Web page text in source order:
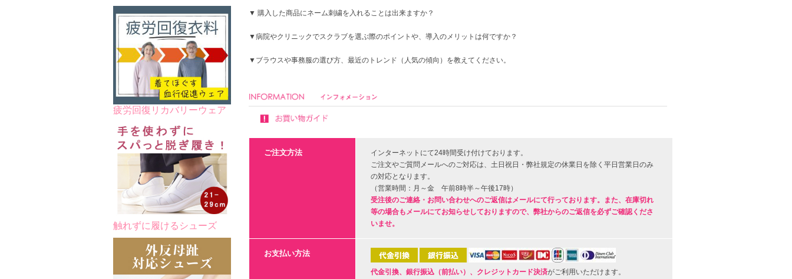
▼ 購入した商品にネーム刺繍を入れることは出来ますか？
▼病院やクリニックでスクラブを選ぶ際のポイントや、導入のメリットは何ですか？
▼ブラウスや事務服の選び方、最近のトレンド（人気の傾向）を教えてください。
ご注文方法
インターネットにて24時間受け付けております。
ご注文やご質問メールへのご対応は、土日祝日・弊社規定の休業日を除く平日営業日のみ
の対応となります。
（営業時間：月～金 午前8時半～午後17時）
受注後のご連絡・お問い合わせへのご返信はメールにて行っております。また、在庫切れ
等の場合もメールにてお知らせしておりますので、弊社からのご返信を必ずご確認くださ
いませ。
お支払い方法
代金引換、銀行振込（前払い）、クレジットカード決済がご利用いただけます。
疲労回復リカバリーウェア
触れずに履けるシューズ